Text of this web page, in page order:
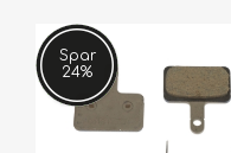
Spar
24%